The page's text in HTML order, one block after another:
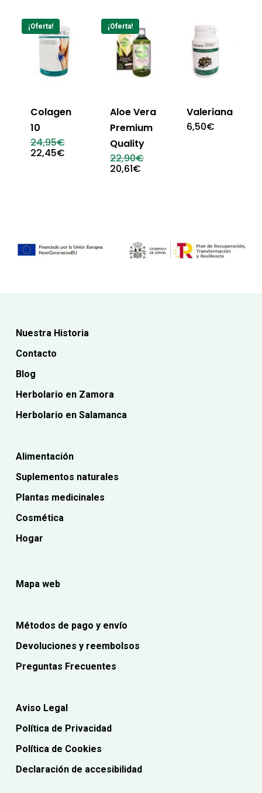
¡Oferta!
Colagen
10
24,95€El
precio
22,45€El
¡Oferta!
Aloe Vera
Premium
Quality
22,90€El
20,61€
Valeriana
6,50€
Nuestra Historia
Contacto
Blog
Herbolario en Zamora
Herbolario en Salamanca
Alimentación
Suplementos naturales
Plantas medicinales
Cosmética
Hogar
Mapa web
Métodos de pago y envío
Devoluciones y reembolsos
Preguntas Frecuentes
Aviso Legal
Política de Privacidad
Política de Cookies
Declaración de accesibilidad